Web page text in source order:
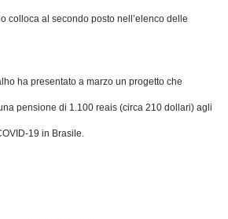
colloca al secondo posto nell’elenco delle
ha presentato a marzo un progetto che
pensione di 1.100 reais (circa 210 dollari) agli
19 in Brasile.